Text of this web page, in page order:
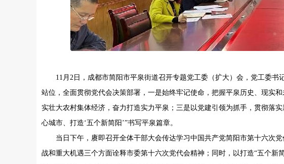
11月2日，成都市简阳市平泉街道召开专题党工委（扩大）会，党工委
站位，全面贯彻党代会决策部署，一是始终牢记使命，把握平泉历史、现实
实壮大农村集体经济，奋力打造实力平泉；三是以党建引领为抓手，贯彻落
心城市、打造‘五个新简阳’”书写平泉篇章。
当日下午，赓即召开全体干部大会传达学习中国共产党简阳市第十六次
战和重大机遇三个方面诠释市委第十六次党代会精神；同时，以打造“五个